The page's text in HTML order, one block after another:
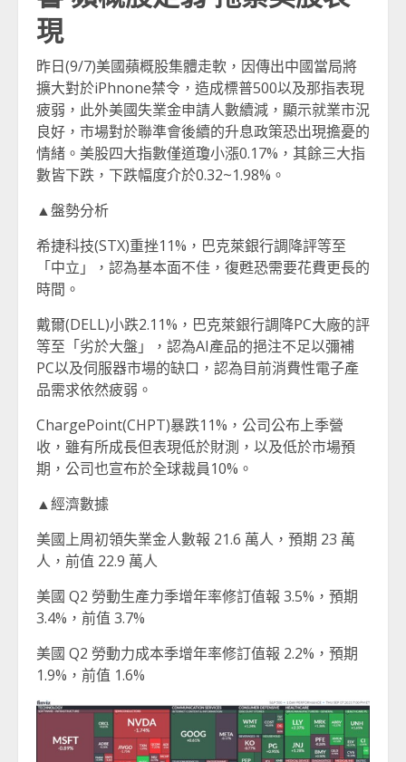
現
昨日(9/7)美國蘋概股集體走軟，因傳出中國當局將
擴大對於iPhnone禁令，造成標普500以及那指表現
疲弱，此外美國失業金申請人數續減，顯示就業市況
良好，市場對於聯準會後續的升息政策恐出現擔憂的
情緒。美股四大指數僅道瓊小漲0.17%，其餘三大指
數皆下跌，下跌幅度介於0.32~1.98%。
▲盤勢分析
希捷科技(STX)重挫11%，巴克萊銀行調降評等至
「中立」，認為基本面不佳，復甦恐需要花費更長的
時間。
戴爾(DELL)小跌2.11%，巴克萊銀行調降PC大廠的評
等至「劣於大盤」，認為AI產品的挹注不足以彌補
PC以及伺服器市場的缺口，認為目前消費性電子產
品需求依然疲弱。
ChargePoint(CHPT)暴跌11%，公司公布上季營
收，雖有所成長但表現低於財測，以及低於市場預
期，公司也宣布於全球裁員10%。
▲經濟數據
美國上周初領失業金人數報 21.6 萬人，預期 23 萬
人，前值 22.9 萬人
美國 Q2 勞動生產力季增年率修訂值報 3.5%，預期
3.4%，前值 3.7%
美國 Q2 勞動力成本季增年率修訂值報 2.2%，預期
1.9%，前值 1.6%